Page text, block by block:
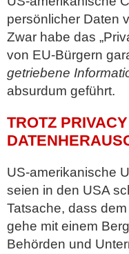
persönlicher Daten
Zwar habe das
von EU-Bürgern
getriebene
absurdum geführt.
TROTZ
US-amerikanische
seien in den USA
Tatsache, dass dem
gehe mit einem
Behörden und